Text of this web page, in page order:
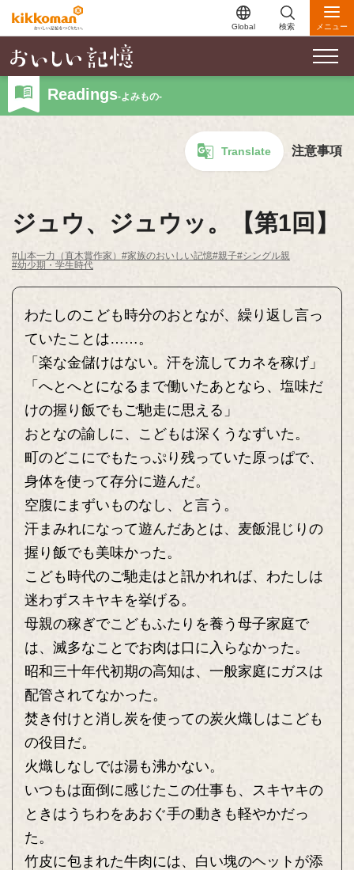
Global 検索 メニュー
Readings-よみもの-
Translate 注意事項
ジュウ、ジュウッ。【第1回】
#山本一力（直木賞作家） #家族のおいしい記憶#親子#シングル親
#幼少期・学生時代
わたしのこども時分のおとなが、繰り返し言っ
ていたことは……。
「楽な金儲けはない。汗を流してカネを稼げ」
「へとへとになるまで働いたあとなら、塩味だ
けの握り飯でもご馳走に思える」
おとなの諭しに、こどもは深くうなずいた。
町のどこにでもたっぷり残っていた原っぱで、
身体を使って存分に遊んだ。
空腹にまずいものなし、と言う。
汗まみれになって遊んだあとは、麦飯混じりの
握り飯でも美味かった。
こども時代のご馳走はと訊かれれば、わたしは
迷わずスキヤキを挙げる。
母親の稼ぎでこどもふたりを養う母子家庭で
は、滅多なことでお肉は口に入らなかった。
昭和三十年代初期の高知は、一般家庭にガスは
配管されてなかった。
焚き付けと消し炭を使っての炭火熾しはこども
の役目だ。
火熾しなしでは湯も沸かない。
いつもは面倒に感じたこの仕事も、スキヤキの
ときはうちわをあおぐ手の動きも軽やかだっ
た。
竹皮に包まれた牛肉には、白い塊のヘットが添